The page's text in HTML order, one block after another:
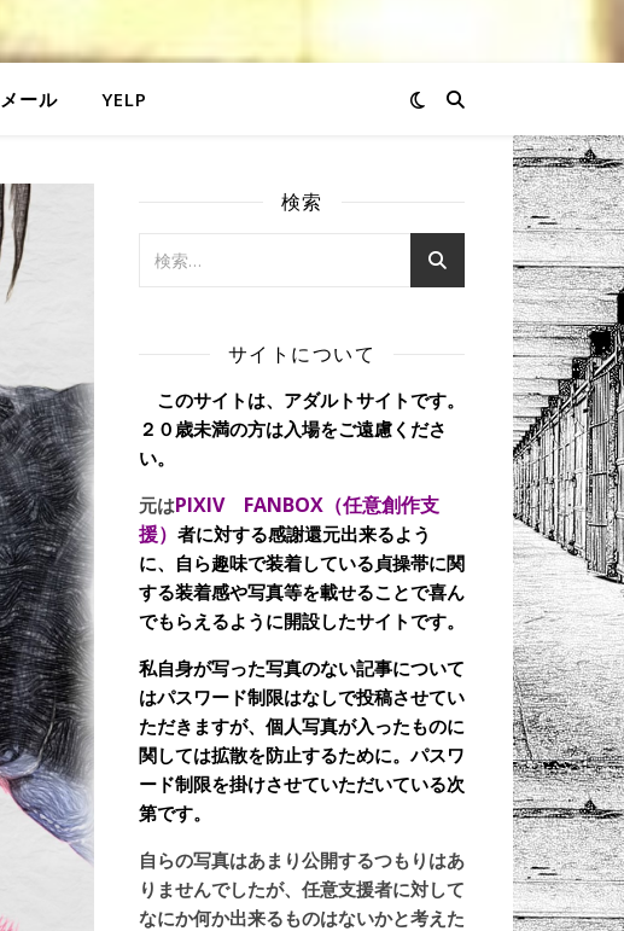
メール YELP
検索
サイトについて
このサイトは、アダルトサイトです。
２０歳未満の方は入場をご遠慮くださ
い。
元はPIXIV FANBOX（任意創作支
援） 者に対する感謝還元出来るよう
に、自ら趣味で装着している貞操帯に関
する装着感や写真等を載せることで喜ん
でもらえるように開設したサイトです。
私自身が写った写真のない記事について
はパスワード制限はなしで投稿させてい
ただきますが、個人写真が入ったものに
関しては拡散を防止するために。パスワ
ード制限を掛けさせていただいている次
第です。
自らの写真はあまり公開するつもりはあ
りませんでしたが、任意支援者に対して
なにか何か出来るものはないかと考えた